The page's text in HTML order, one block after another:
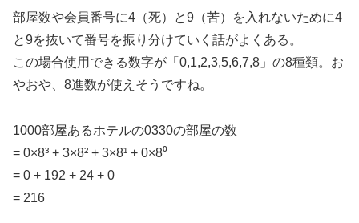
部屋数や会員番号に4（死）と9（苦）を入れないために4
と9を抜いて番号を振り分けていく話がよくある。
この場合使用できる数字が「0,1,2,3,5,6,7,8」の8種類。お
やおや、8進数が使えそうですね。
1000部屋あるホテルの0330の部屋の数
= 0×8³ + 3×8² + 3×8¹ + 0×8⁰
= 0 + 192 + 24 + 0
= 216